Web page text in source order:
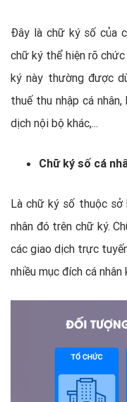
Đây là chữ ký số của
chữ ký thể hiện rõ
ký này thường được
thuế thu nhập cá
dịch nội bộ khác,...
Chữ ký số cá
Là chữ ký số thuộc sở
nhân đó trên chữ ký.
các giao dịch trực
nhiều mục đích cá nhân